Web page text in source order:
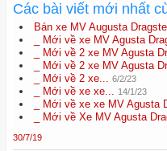
Các bài viết mới nhất
Bán xe MV Augusta
_ Mới về xe MV Agusta
_ Mới về 2 xe MV Agusta
_ Mới về 2 xe MV Agusta
_ Mới về 2 xe... 6/2/23
_ Mới về xe xe... 14/1/23
_ Mới về xe xe MV Agusta
_ Mới về Xe MV Agusta
30/7/19